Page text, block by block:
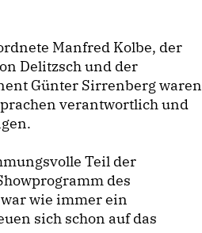
Manfred Kolbe, der
Delitzsch und der
Günter Sirrenberg waren
verantwortlich und
Teil der
des
wie immer ein
sich schon auf das